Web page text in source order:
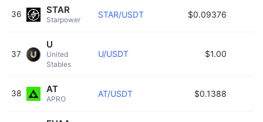
36
Starpower
STAR STAR/USDT $0.09376
37
United
Stables
U
U/USDT $1.00
38
APRO
AT AT/USDT $0.1388